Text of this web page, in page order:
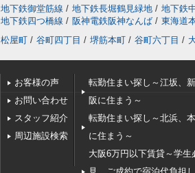
地下鉄御堂筋線 / 地下鉄長堀鶴見緑地 / 地下鉄
地下鉄四つ橋線 / 阪神電鉄阪神なんば / 東海道
松屋町 / 谷町四丁目 / 堺筋本町 / 谷町六丁目 /
お客様の声
お問い合わせ
スタッフ紹介
周辺施設検索
転勤住まい探し～江坂、
阪に住まう～
転勤住まい探し～北浜、
に住まう～
大阪6万円以下賃貸～学生